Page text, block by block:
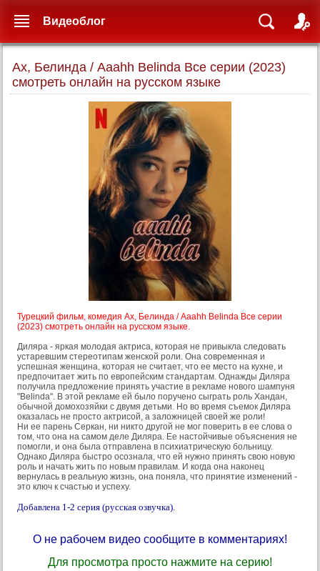
Ах, Белинда / Aaahh Belinda Все серии (2023)
смотреть онлайн на русском языке
Турецкий фильм, комедия Ах, Белинда / Aaahh Belinda Все серии
(2023) смотреть онлайн на русском языке.
Диляра - яркая молодая актриса, которая не привыкла следовать
устаревшим стереотипам женской роли. Она современная и
успешная женщина, которая не считает, что ее место на кухне, и
предпочитает жить по европейским стандартам. Однажды Диляра
получила предложение принять участие в рекламе нового шампуня
"Belinda". В этой рекламе ей было поручено сыграть роль Хандан,
обычной домохозяйки с двумя детьми. Но во время съемок Диляра
оказалась не просто актрисой, а заложницей своей же роли!
Ни ее парень Серкан, ни никто другой не мог поверить в ее слова о
том, что она на самом деле Диляра. Ее настойчивые объяснения не
помогли, и она была отправлена в психиатрическую больницу.
Однако Диляра быстро осознала, что ей нужно принять свою новую
роль и начать жить по новым правилам. И когда она наконец
вернулась в реальную жизнь, она поняла, что принятие изменений -
это ключ к счастью и успеху.
Добавлена 1-2 серия (русская озвучка).
О не рабочем видео сообщите в комментариях!
Для просмотра просто нажмите на серию!
Видеоблог